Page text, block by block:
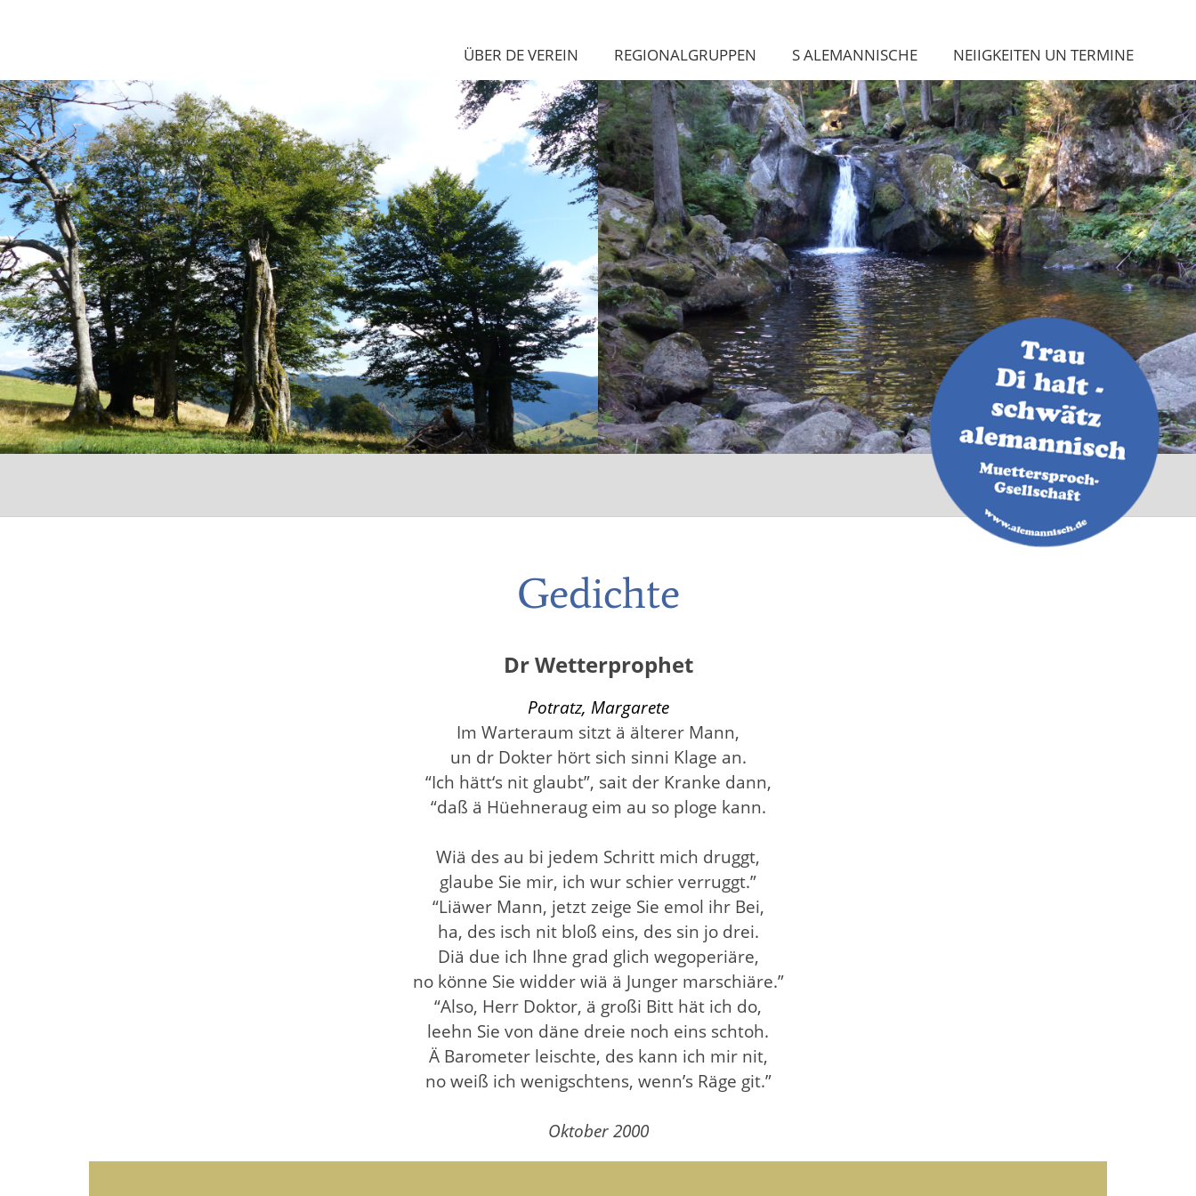
ÜBER DE VEREIN REGIONALGRUPPEN S ALEMANNISCHE NEIIGKEITEN UN TERMINE
Gedichte
Dr Wetterprophet
Potratz, Margarete
Im Warteraum sitzt ä älterer Mann,
un dr Dokter hört sich sinni Klage an.
“Ich hätt‘s nit glaubt”, sait der Kranke dann,
“daß ä Hüehneraug eim au so ploge kann.
Wiä des au bi jedem Schritt mich druggt,
glaube Sie mir, ich wur schier verruggt.”
“Liäwer Mann, jetzt zeige Sie emol ihr Bei,
ha, des isch nit bloß eins, des sin jo drei.
Diä due ich Ihne grad glich wegoperiäre,
no könne Sie widder wiä ä Junger marschiäre.”
“Also, Herr Doktor, ä großi Bitt hät ich do,
leehn Sie von däne dreie noch eins schtoh.
Ä Barometer leischte, des kann ich mir nit,
no weiß ich wenigschtens, wenn’s Räge git.”
Oktober 2000